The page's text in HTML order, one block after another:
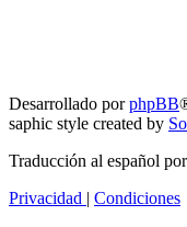
Desarrollado porphpBB
saphic style created by
Traducción al español por
Privacidad | Condiciones